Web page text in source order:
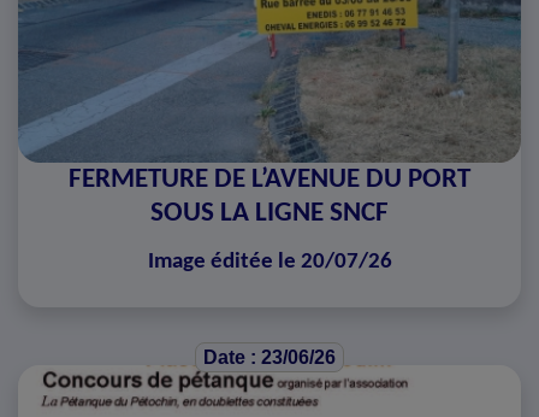
FERMETURE DE L’AVENUE DU PORT
SOUS LA LIGNE SNCF
Image éditée le 20/07/26
Date : 23/06/26